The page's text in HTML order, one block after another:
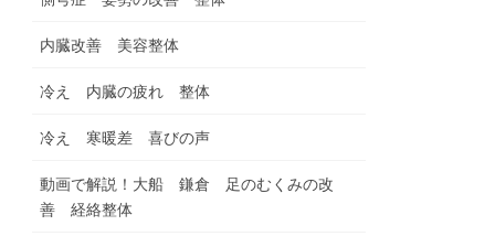
内臓改善 美容整体
冷え 内臓の疲れ 整体
冷え 寒暖差 喜びの声
動画で解説！大船 鎌倉 足のむくみの改
善 経絡整体